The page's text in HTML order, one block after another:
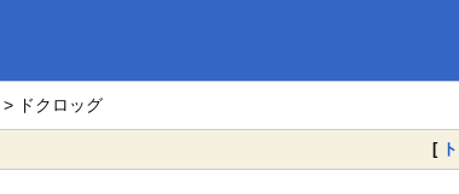
> ドクロッグ
[